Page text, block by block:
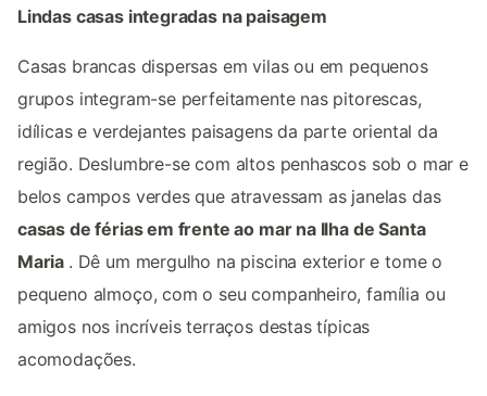
Lindas casas integradas na paisagem
Casas brancas dispersas em vilas ou em pequenos
grupos integram-se perfeitamente nas pitorescas,
idílicas e verdejantes paisagens da parte oriental da
região. Deslumbre-se com altos penhascos sob o mar e
belos campos verdes que atravessam as janelas das
casas de férias em frente ao mar na Ilha de Santa
Maria . Dê um mergulho na piscina exterior e tome o
pequeno almoço, com o seu companheiro, família ou
amigos nos incríveis terraços destas típicas
acomodações.